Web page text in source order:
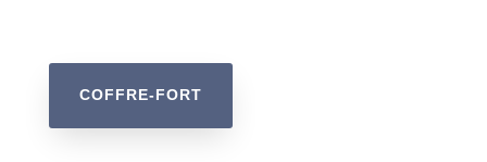
COFFRE-FORT